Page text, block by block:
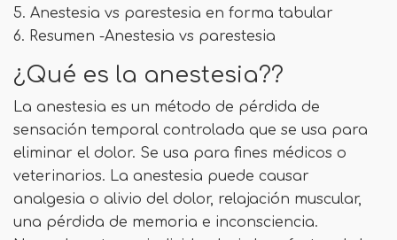
5. Anestesia vs parestesia en forma tabular
6. Resumen -Anestesia vs parestesia
¿Qué es la anestesia??
La anestesia es un método de pérdida de
sensación temporal controlada que se usa para
eliminar el dolor. Se usa para fines médicos o
veterinarios. La anestesia puede causar
analgesia o alivio del dolor, relajación muscular,
una pérdida de memoria e inconsciencia.